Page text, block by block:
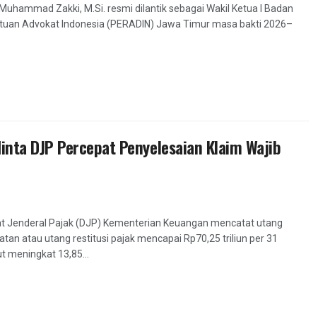
Zakki, M.Si. resmi dilantik sebagai Wakil Ketua I Badan
Advokat Indonesia (PERADIN) Jawa Timur masa bakti 2026–
DJP Percepat Penyelesaian Klaim Wajib
Jenderal Pajak (DJP) Kementerian Keuangan mencatat utang
atau utang restitusi pajak mencapai Rp70,25 triliun per 31
meningkat 13,85...